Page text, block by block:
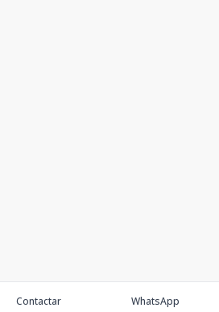
Contactar WhatsApp